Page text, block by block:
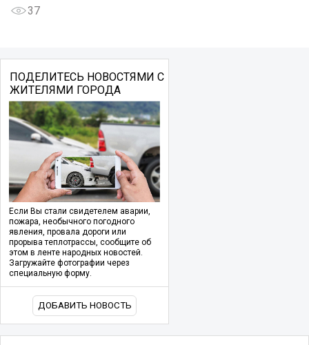
37
ПОДЕЛИТЕСЬ НОВОСТЯМИ С
ЖИТЕЛЯМИ ГОРОДА
Если Вы стали свидетелем аварии,
пожара, необычного погодного
явления, провала дороги или
прорыва теплотрассы, сообщите об
этом в ленте народных новостей.
Загружайте фотографии через
специальную форму.
ДОБАВИТЬ НОВОСТЬ